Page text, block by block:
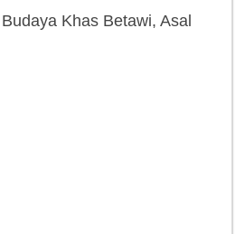
Khas Betawi, Asal